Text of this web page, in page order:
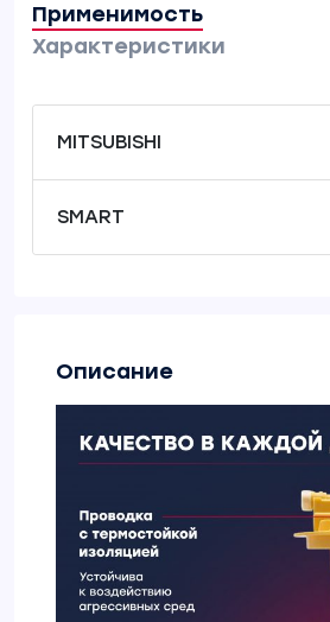
Применимость
Характеристики
MITSUBISHI
SMART
Описание